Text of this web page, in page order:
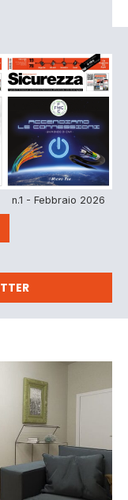
n.1 - Febbraio 2026